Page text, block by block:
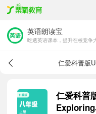
英语朗读宝
吃透英语课本，提升在校竞争
仁爱科普版
仁爱科普